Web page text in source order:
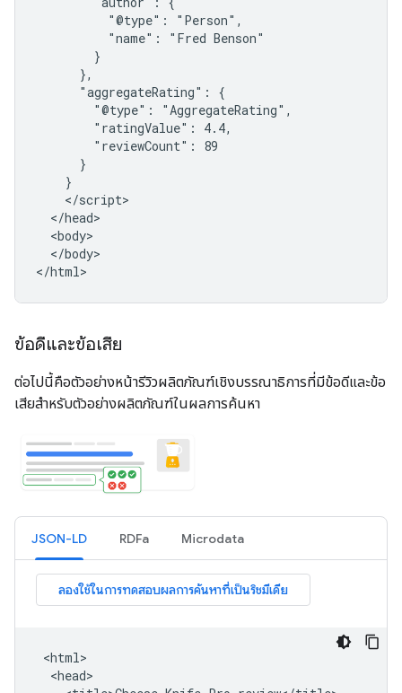
          "@type": "Person",
          "name": "Fred Benson"
        }
      },
      "aggregateRating": {
        "@type": "AggregateRating",
        "ratingValue": 4.4,
        "reviewCount": 89
      }
    }
    </script>
  </head>
  <body>
  </body>
</html>
ข้อดีและข้อเสีย
ต่อไปนี้คือตัวอย่างหน้ารีวิวผลิตภัณฑ์เชิงบรรณาธิการที่มีข้อดีและข้อ
เสียสําหรับตัวอย่างผลิตภัณฑ์ในผลการค้นหา
JSON-LD RDFa Microdata
<html>
  <head>